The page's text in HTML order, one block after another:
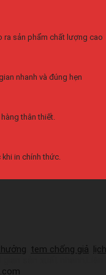
ra sản phẩm chất lượng cao
nhanh và đúng hẹn
thân thiết.
in chính thức.
tem chống giả